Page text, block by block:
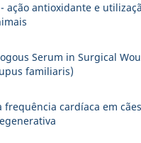
ação antioxidante e
Serum in Surgical
familiaris)
cardíaca em